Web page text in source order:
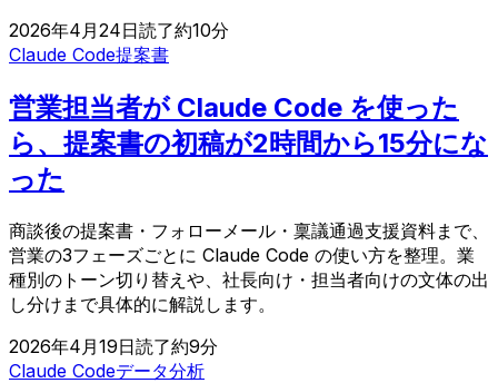
2026年4月24日読了約10分
Claude Code提案書
営業担当者が Claude Code を使った
ら、提案書の初稿が2時間から15分にな
った
商談後の提案書・フォローメール・稟議通過支援資料まで、
営業の3フェーズごとに Claude Code の使い方を整理。業
種別のトーン切り替えや、社長向け・担当者向けの文体の出
し分けまで具体的に解説します。
2026年4月19日読了約9分
Claude Codeデータ分析